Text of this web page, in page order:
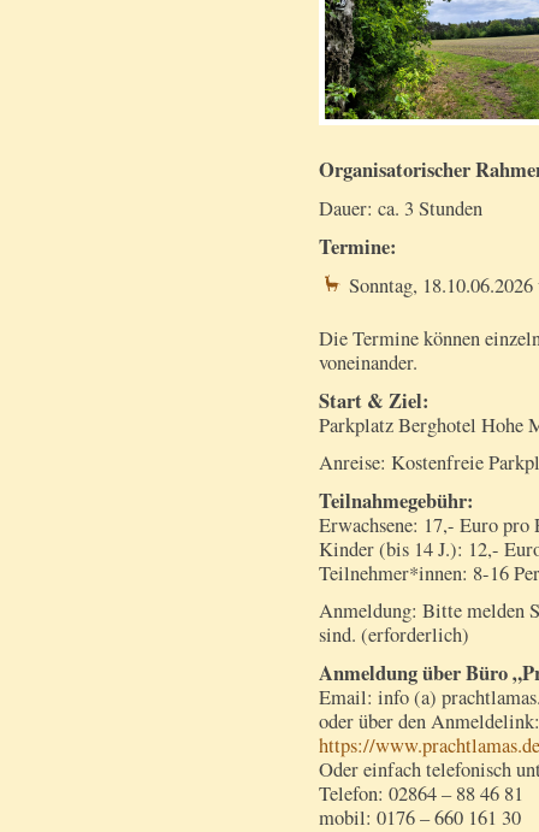
Organisatorischer
Dauer: ca. 3 Stunden
Termine:
Sonntag,
Die Termine können
voneinander.
Start & Ziel:
Parkplatz Berghotel Hohe
Anreise: Kostenfreie
Teilnahmegebühr:
Erwachsene: 17,- Euro pro
Kinder (bis 14 J.): 12,-
Teilnehmer*innen: 8-16
Anmeldung: Bitte melden
sind. (erforderlich)
Anmeldung über Büro
Email: info (a)
oder über den Anmeldelink:
https://
Oder einfach telefonisch
Telefon: 02864 – 88 46 81
mobil: 0176 – 660 161 30